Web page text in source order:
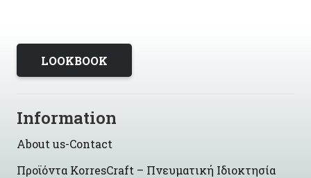
LOOKBOOK
Information
About us-Contact
Προϊόντα KorresCraft – Πνευματική Ιδιοκτησία